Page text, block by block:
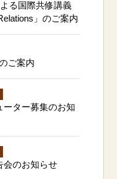
る国際共修講義
」のご案内
ご案内
ーター募集のお知
会のお知らせ